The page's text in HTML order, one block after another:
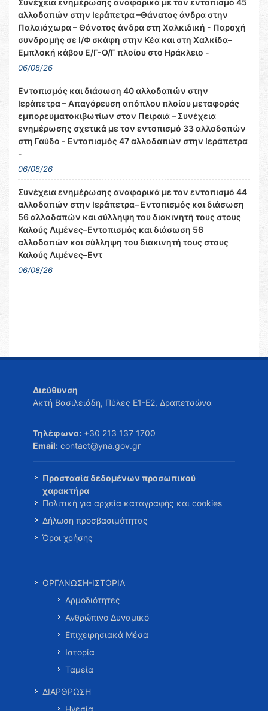
Συνέχεια ενημέρωσης αναφορικά με τον εντοπισμό 45
αλλοδαπών στην Ιεράπετρα –Θάνατος άνδρα στην
Παλαιόχωρα – Θάνατος άνδρα στη Χαλκιδική - Παροχή
συνδρομής σε Ι/Φ σκάφη στην Κέα και στη Χαλκίδα–
Εμπλοκή κάβου Ε/Γ-Ο/Γ πλοίου στο Ηράκλειο -
06/08/26
Εντοπισμός και διάσωση 40 αλλοδαπών στην
Ιεράπετρα – Απαγόρευση απόπλου πλοίου μεταφοράς
εμπορευματοκιβωτίων στον Πειραιά – Συνέχεια
ενημέρωσης σχετικά με τον εντοπισμό 33 αλλοδαπών
στη Γαύδο - Εντοπισμός 47 αλλοδαπών στην Ιεράπετρα
-
06/08/26
Συνέχεια ενημέρωσης αναφορικά με τον εντοπισμό 44
αλλοδαπών στην Ιεράπετρα– Εντοπισμός και διάσωση
56 αλλοδαπών και σύλληψη του διακινητή τους στους
Καλούς Λιμένες–Εντοπισμός και διάσωση 56
αλλοδαπών και σύλληψη του διακινητή τους στους
Καλούς Λιμένες–Εντ
06/08/26
Διεύθυνση
Ακτή Βασιλειάδη, Πύλες Ε1-Ε2, Δραπετσώνα
Τηλέφωνο: +30 213 137 1700
Email: contact@yna.gov.gr
Προστασία δεδομένων προσωπικού
χαρακτήρα
Πολιτική για αρχεία καταγραφής και cookies
Δήλωση προσβασιμότητας
Όροι χρήσης
ΟΡΓΑΝΩΣΗ-ΙΣΤΟΡΙΑ
Αρμοδιότητες
Ανθρώπινο Δυναμικό
Επιχειρησιακά Μέσα
Ιστορία
Ταμεία
ΔΙΑΡΘΡΩΣΗ